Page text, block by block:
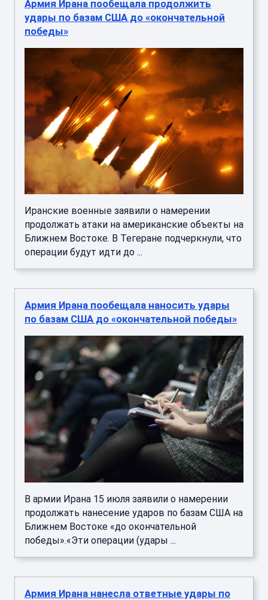
Армия Ирана пообещала продолжить
удары по базам США до «окончательной
победы»
Иранские военные заявили о намерении
продолжать атаки на американские объекты на
Ближнем Востоке. В Тегеране подчеркнули, что
операции будут идти до ...
Армия Ирана пообещала наносить удары
по базам США до «окончательной победы»
В армии Ирана 15 июля заявили о намерении
продолжать нанесение ударов по базам США на
Ближнем Востоке «до окончательной
победы».«Эти операции (удары ...
Армия Ирана нанесла ответные удары по